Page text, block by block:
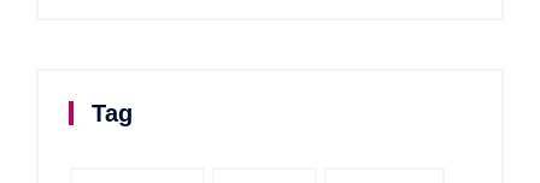
Tag